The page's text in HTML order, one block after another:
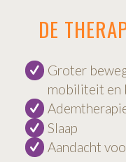
DE
Groter
mobiliteit en
Slaap
Aandacht